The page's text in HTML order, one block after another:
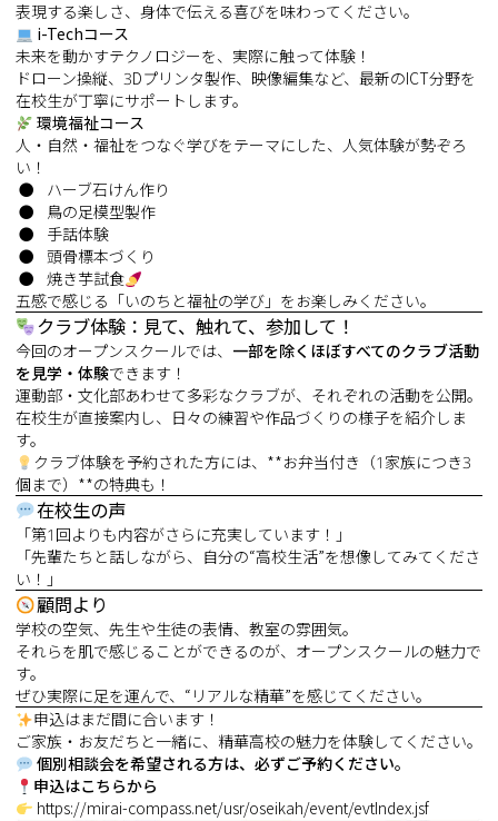
表現する楽しさ、身体で伝える喜びを味わってください。
i-Techコース
未来を動かすテクノロジーを、実際に触って体験！
ドローン操縦、3Dプリンタ製作、映像編集など、最新のICT分野を
在校生が丁寧にサポートします。
環境福祉コース
人・自然・福祉をつなぐ学びをテーマにした、人気体験が勢ぞろ
い！
ハーブ石けん作り
鳥の足模型製作
手話体験
頭骨標本づくり
焼き芋試食
五感で感じる「いのちと福祉の学び」をお楽しみください。
クラブ体験：見て、触れて、参加して！
今回のオープンスクールでは、 一部を除くほぼすべてのクラブ活動
を見学・体験できます！
運動部・文化部あわせて多彩なクラブが、それぞれの活動を公開。
在校生が直接案内し、日々の練習や作品づくりの様子を紹介しま
す。
クラブ体験を予約された方には、**お弁当付き（1家族につき3
個まで）**の特典も！
在校生の声
「第1回よりも内容がさらに充実しています！」
「先輩たちと話しながら、自分の“高校生活”を想像してみてくださ
い！」
顧問より
学校の空気、先生や生徒の表情、教室の雰囲気。
それらを肌で感じることができるのが、オープンスクールの魅力で
す。
ぜひ実際に足を運んで、“リアルな精華”を感じてください。
申込はまだ間に合います！
ご家族・お友だちと一緒に、精華高校の魅力を体験してください。
個別相談会を希望される方は、必ずご予約ください。
申込はこちらから
https://mirai-compass.net/usr/oseikah/event/evtIndex.jsf